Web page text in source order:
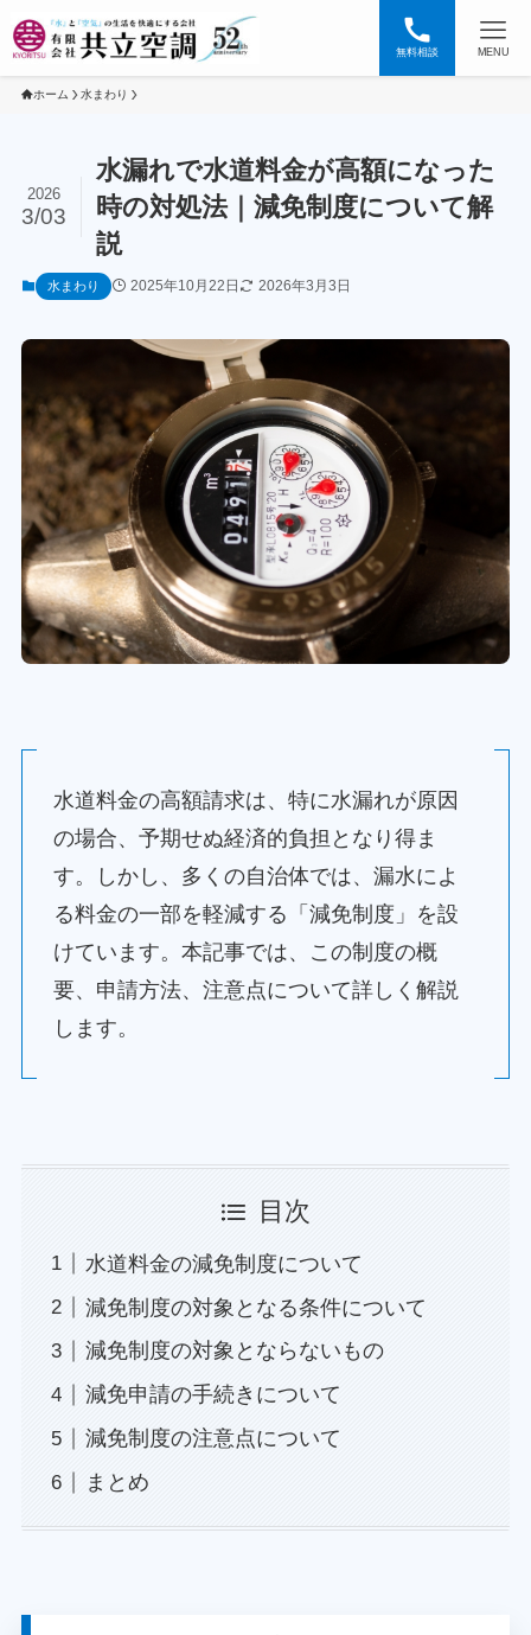
無料相談 MENU
ホーム 水まわり
水漏れで水道料金が高額になった
時の対処法｜減免制度について解
説
2026
3/03
水まわり 2025年10月22日 2026年3月3日
水道料金の高額請求は、特に水漏れが原因
の場合、予期せぬ経済的負担となり得ま
す。しかし、多くの自治体では、漏水によ
る料金の一部を軽減する「減免制度」を設
けています。本記事では、この制度の概
要、申請方法、注意点について詳しく解説
します。
目次
水道料金の減免制度について
減免制度の対象となる条件について
減免制度の対象とならないもの
減免申請の手続きについて
減免制度の注意点について
まとめ